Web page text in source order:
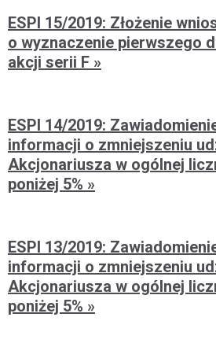
ESPI 15/2019: Złożenie
o wyznaczenie pierwszego
akcji serii F
ESPI 14/2019:
informacji o zmniejszeniu
Akcjonariusza w ogólnej
poniżej 5%
ESPI 13/2019:
informacji o zmniejszeniu
Akcjonariusza w ogólnej
poniżej 5%